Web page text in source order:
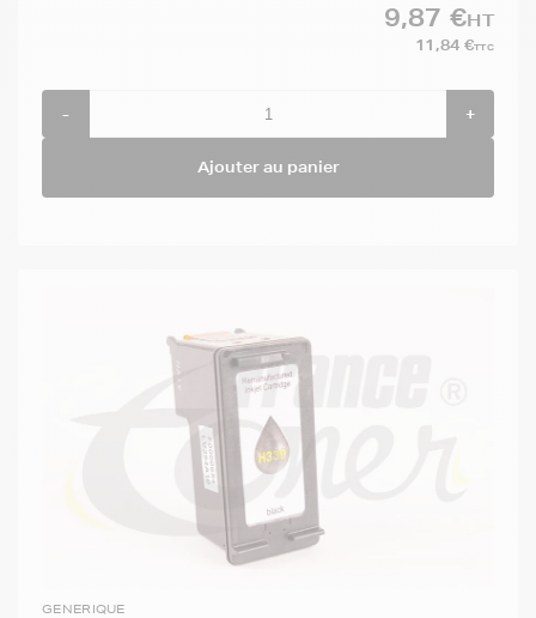
9,87 €HT
11,84 €TTC
- +
Ajouter au panier
GENERIQUE